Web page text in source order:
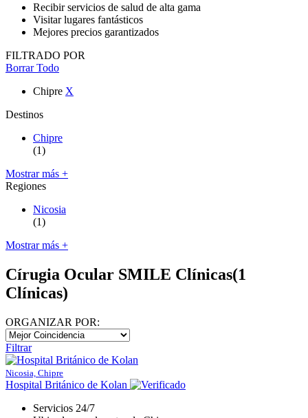
Recibir servicios de salud de alta gama
Visitar lugares fantásticos
Mejores precios garantizados
FILTRADO POR
Borrar Todo
Chipre X
Destinos
Chipre
(1)
Mostrar más +
Regiones
Nicosia
(1)
Mostrar más +
Círugia Ocular SMILE Clínicas(1
Clínicas)
ORGANIZAR POR:
Filtrar
Nicosia, Chipre
Hospital Británico de Kolan
Servicios 24/7